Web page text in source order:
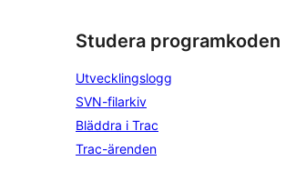
Studera programkoden
Utvecklingslogg
SVN-filarkiv
Bläddra i Trac
Trac-ärenden